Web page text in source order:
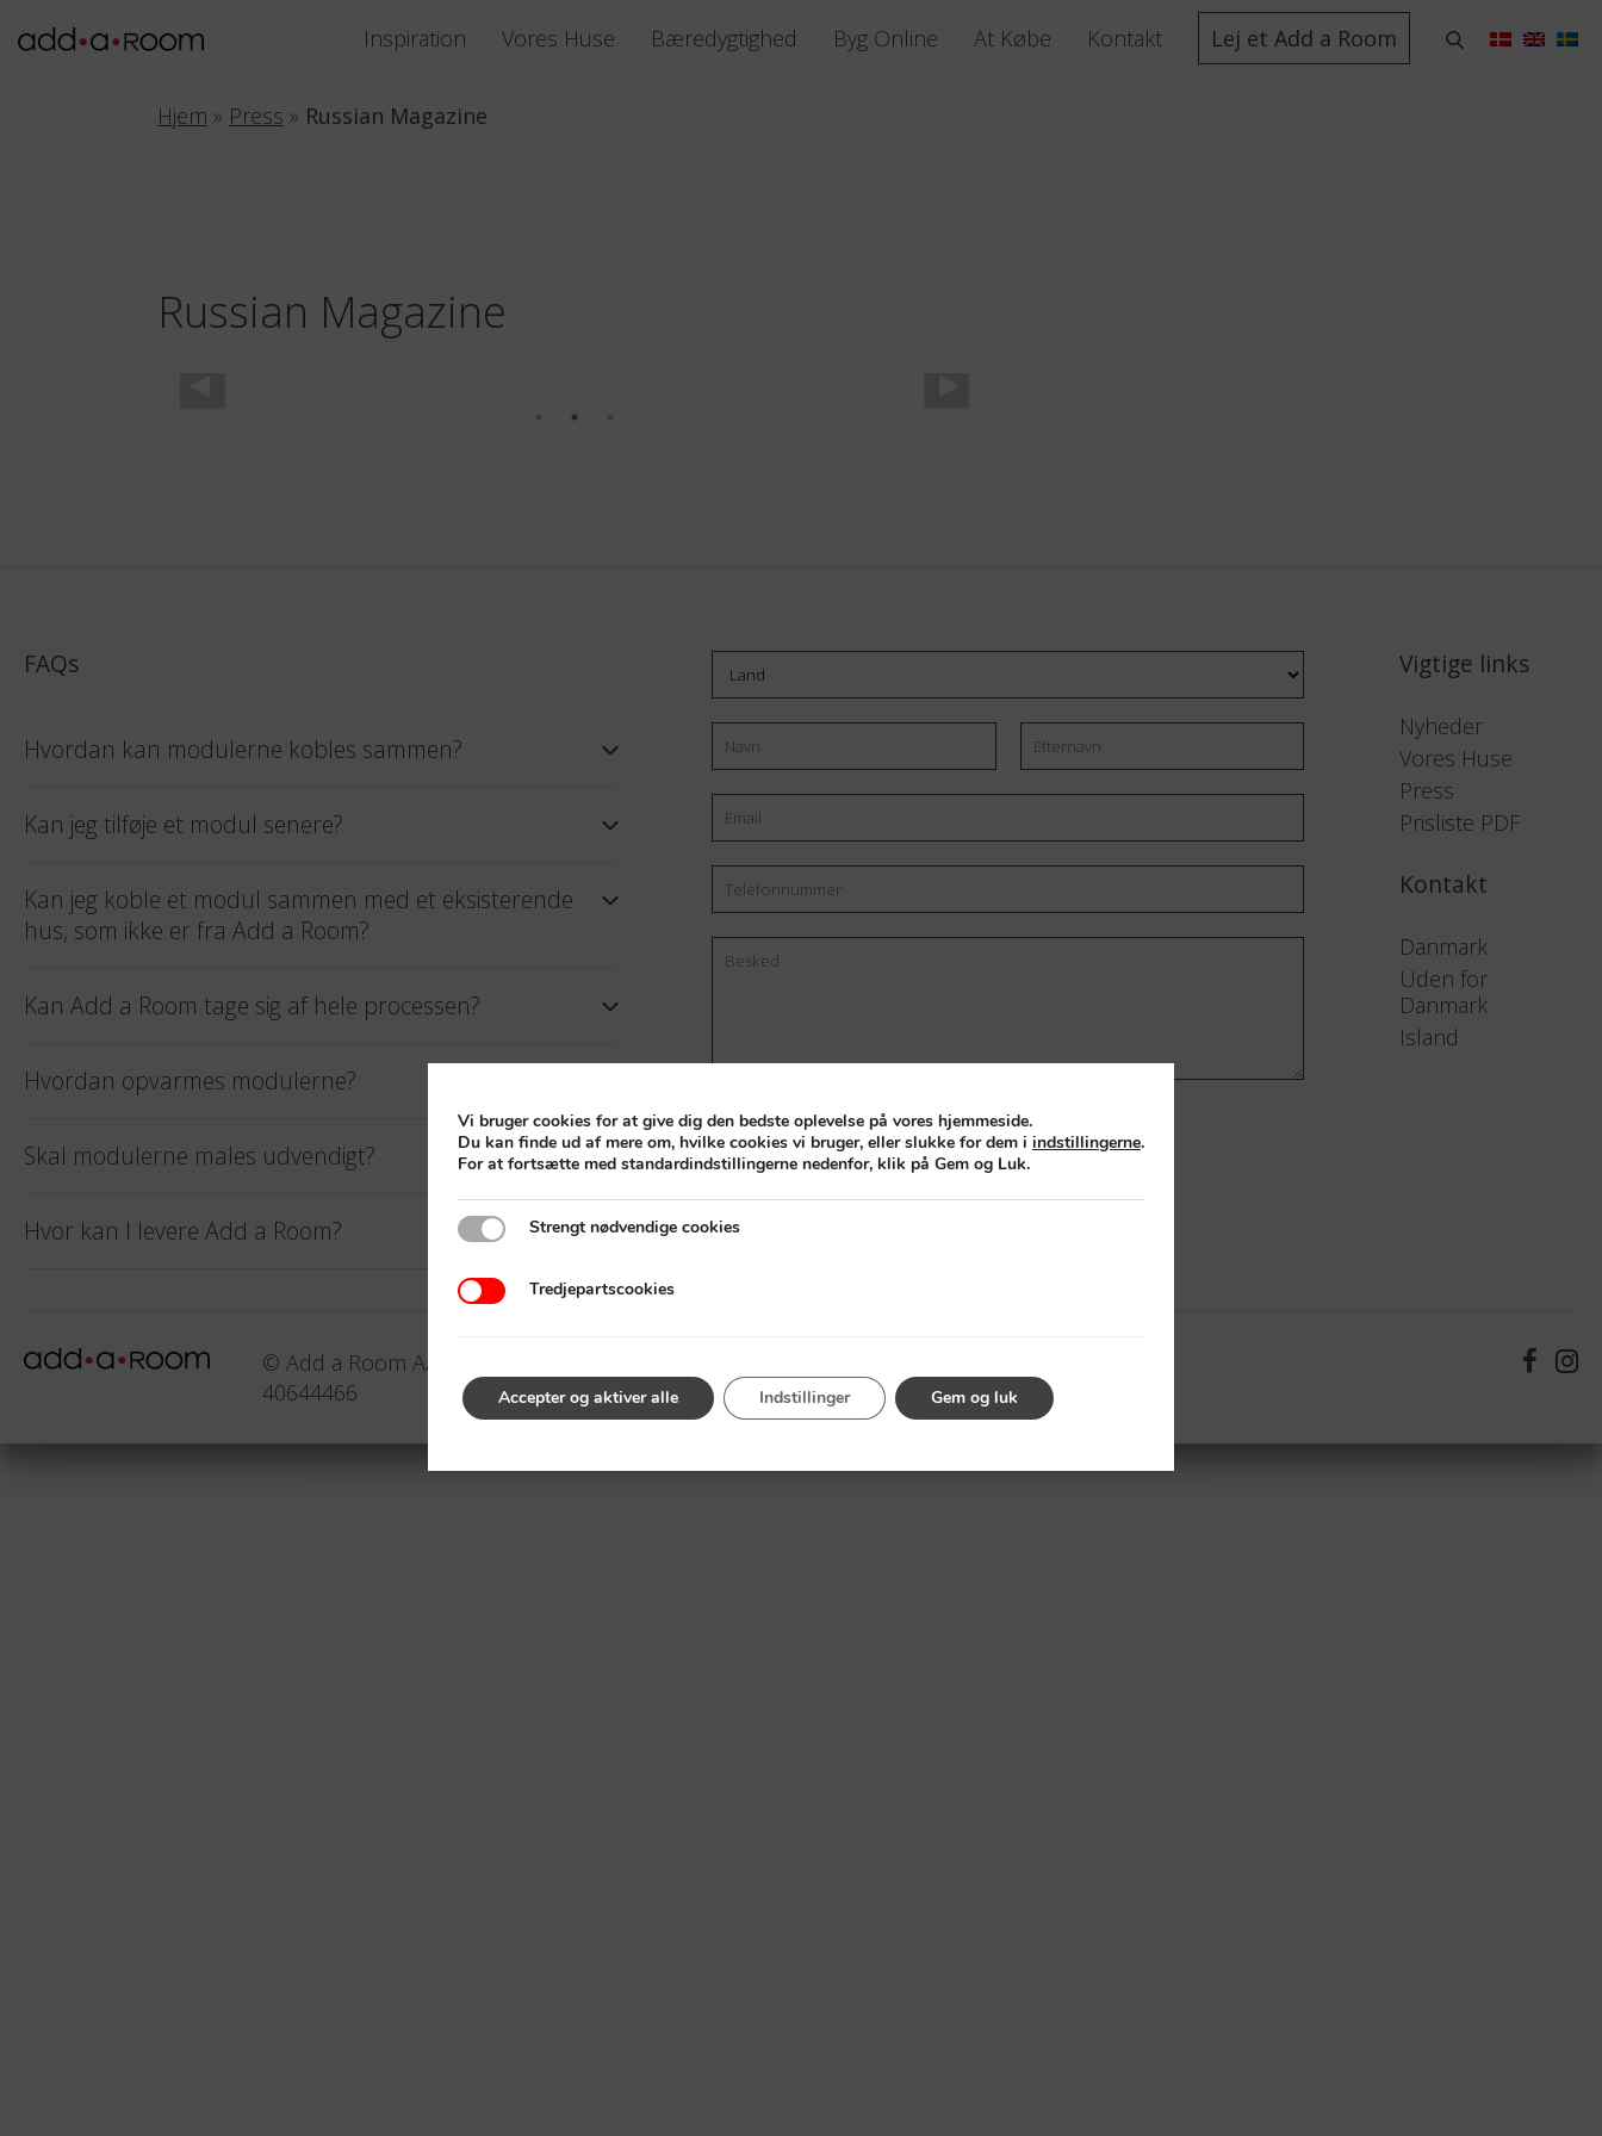
Inspiration Vores Huse Bæredygtighed Byg Online At Købe Kontakt Lej et Add a Room
Hjem » Press » Russian Magazine
Russian Magazine
FAQs
Hvordan kan modulerne kobles sammen?
Kan jeg tilføje et modul senere?
Kan jeg koble et modul sammen med et eksisterende
hus, som ikke er fra Add a Room?
Kan Add a Room tage sig af hele processen?
Hvordan opvarmes modulerne?
Skal modulerne males udvendigt?
Hvor kan I levere Add a Room?
Land
Navn Efternavn
Email*
Telefonnummer
Besked
CAPTCHA
Vigtige links
Nyheder
Vores Huse
Press
Prisliste PDF
Kontakt
Danmark
Uden for
Danmark
Island
© Add a Room A/S 2021 |
40644466
Vi bruger cookies for at give dig den bedste oplevelse på vores hjemmeside.
Du kan finde ud af mere om, hvilke cookies vi bruger, eller slukke for dem i indstillingerne.
For at fortsætte med standardindstillingerne nedenfor, klik på Gem og Luk.
Strengt nødvendige cookies
Strengt nødvendige cookies
Tredjepartscookies
Tredjepartscookies
Accepter og aktiver alle Indstillinger Gem og luk